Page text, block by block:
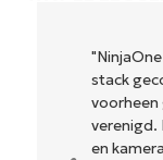
stack
voorheen
verenigd.
en